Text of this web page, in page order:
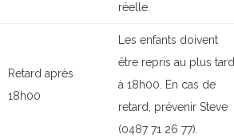
réelle.
Retard après
18h00
Les enfants doivent
être repris au plus tard
à 18h00. En cas de
retard, prévenir Steve
(0487 71 26 77).